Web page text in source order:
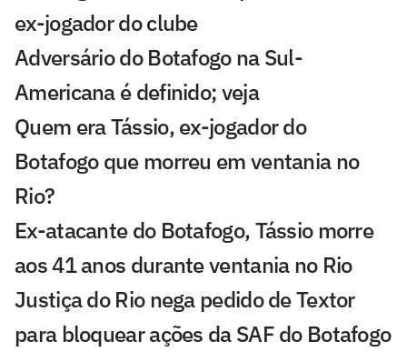
ex-jogador do clube
Adversário do Botafogo na Sul-
Americana é definido; veja
Quem era Tássio, ex-jogador do
Botafogo que morreu em ventania no
Rio?
Ex-atacante do Botafogo, Tássio morre
aos 41 anos durante ventania no Rio
Justiça do Rio nega pedido de Textor
para bloquear ações da SAF do Botafogo